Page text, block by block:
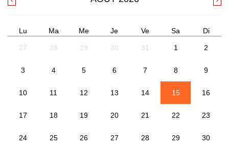
Lu Ma Me Je Ve Sa Di
27 28 29 30 31 1 2
3 4 5 6 7 8 9
10 11 12 13 14 15 16
17 18 19 20 21 22 23
24 25 26 27 28 29 30